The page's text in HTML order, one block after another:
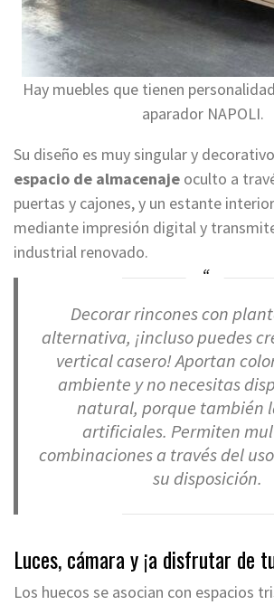
Hay muebles que tienen
aparador NAPOLI.
Su diseño es muy singular y
espacio de almacenaje oculto a
puertas y cajones, y un estante
mediante impresión digital y
industrial renovado.
Decorar rincones con
alternativa, ¡incluso puedes
vertical casero! Aportan
ambiente y no necesitas
natural, porque también
artificiales. Permiten
combinaciones a través del
su disposición.
Luces, cámara y ¡a disfrutar de
Los huecos se asocian con espacios